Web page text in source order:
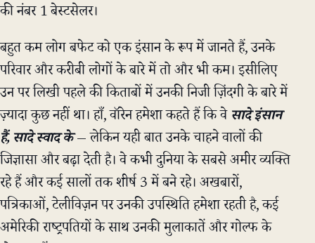
की नंबर 1 बेस्टसेलर।
बहुत कम लोग बफेट को एक इंसान के रूप में जानते हैं, उनके
परिवार और करीबी लोगों के बारे में तो और भी कम। इसीलिए
उन पर लिखी पहले की किताबों में उनकी निजी ज़िंदगी के बारे में
ज़्यादा कुछ नहीं था। हाँ, वॉरेन हमेशा कहते हैं कि वे सादे इंसान
हैं, सादे स्वाद के— लेकिन यही बात उनके चाहने वालों की
जिज्ञासा और बढ़ा देती है। वे कभी दुनिया के सबसे अमीर व्यक्ति
रहे हैं और कई सालों तक शीर्ष 3 में बने रहे। अखबारों,
पत्रिकाओं, टेलीविज़न पर उनकी उपस्थिति हमेशा रहती है, कई
अमेरिकी राष्ट्रपतियों के साथ उनकी मुलाकातें और गोल्फ के